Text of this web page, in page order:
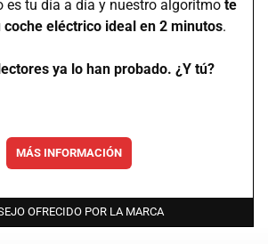
es tu día a día y nuestro algoritmo te
eléctrico ideal en 2 minutos.
ya lo han probado. ¿Y tú?
MÁS INFORMACIÓN
OFRECIDO POR LA MARCA